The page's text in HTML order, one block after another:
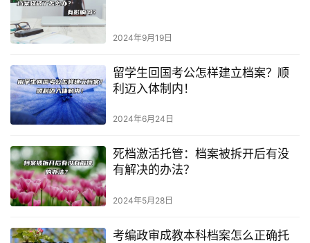
2024年9月19日
留学生回国考公怎样建立档案？顺
利迈入体制内！
2024年6月24日
死档激活托管：档案被拆开后有没
有解决的办法？
2024年5月28日
考编政审成教本科档案怎么正确托